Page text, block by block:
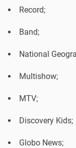
Record;
Band;
National
Multishow;
MTV;
Discovery Kids;
Globo News;